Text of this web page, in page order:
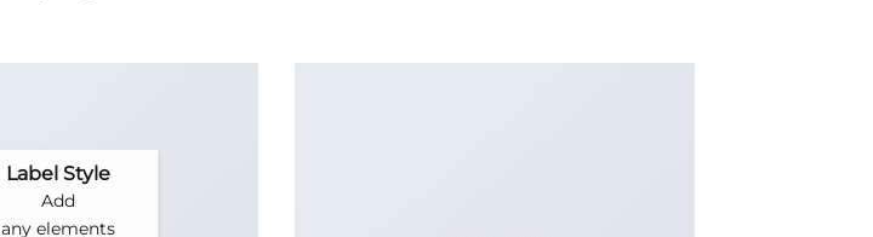
Label Style
Add
any elements